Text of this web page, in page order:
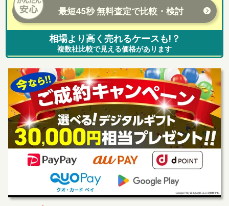
最短45秒 無料査定で比較・検討
相場より高く売れるケースも!？
複数社比較で見える価格があります